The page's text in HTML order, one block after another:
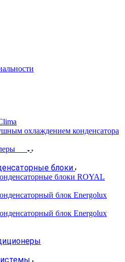
охлаждением конденсатора
блоки
блоки ROYAL
блок Energolux
блок Energolux